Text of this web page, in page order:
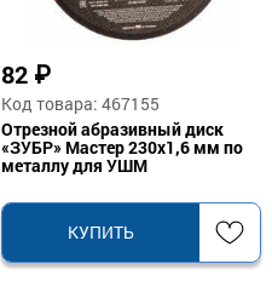
82 ₽
Код товара: 467155
Отрезной абразивный диск
«ЗУБР» Мастер 230х1,6 мм по
металлу для УШМ
КУПИТЬ